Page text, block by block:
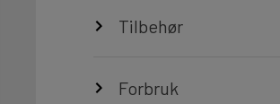
Tilbehør
Forbruk